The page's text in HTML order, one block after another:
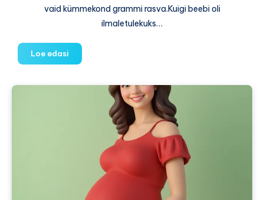
vaid kümmekond grammi rasva.Kuigi beebi oli
ilmaletulekuks…
Loe edasi
nädal